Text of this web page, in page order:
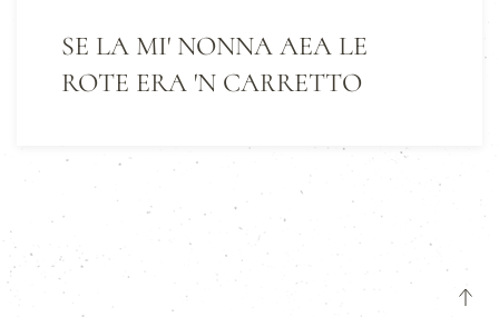
SE LA MI' NONNA AEA LE
ROTE ERA 'N CARRETTO